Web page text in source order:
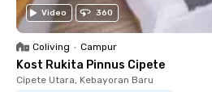
Video 360
Coliving • Campur
Kost Rukita Pinnus Cipete
Cipete Utara, Kebayoran Baru